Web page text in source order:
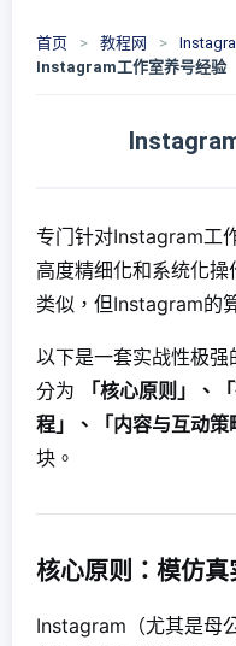
首页 > 教程网 >
Instagram工作室养号经验
专门针对Instagram工
高度精细化和系统化
类似，但Instagram的
以下是一套实战性极
分为
「核心原则」、
程」、「内容与互动策
块。
核心原则：模仿
Instagram（尤其是母